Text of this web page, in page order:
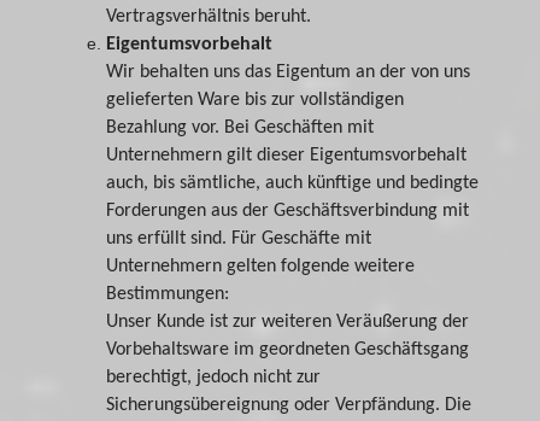
Vertragsverhältnis beruht.
Eigentumsvorbehalt
Wir behalten uns das Eigentum an der von uns
gelieferten Ware bis zur vollständigen
Bezahlung vor. Bei Geschäften mit
Unternehmern gilt dieser Eigentumsvorbehalt
auch, bis sämtliche, auch künftige und bedingte
Forderungen aus der Geschäftsverbindung mit
uns erfüllt sind. Für Geschäfte mit
Unternehmern gelten folgende weitere
Bestimmungen:
Unser Kunde ist zur weiteren Veräußerung der
Vorbehaltsware im geordneten Geschäftsgang
berechtigt, jedoch nicht zur
Sicherungsübereignung oder Verpfändung. Die